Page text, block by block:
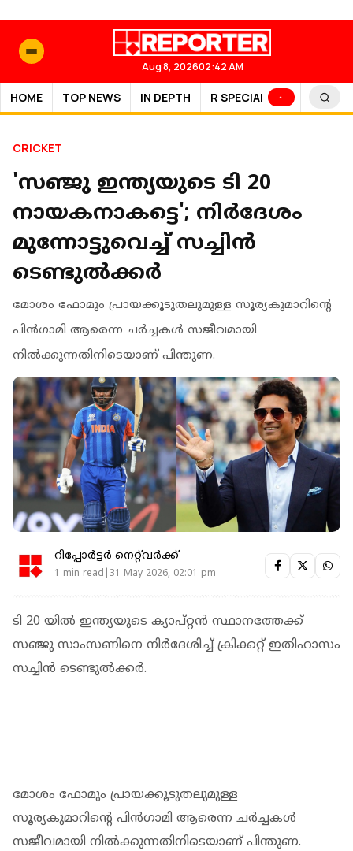
Aug 8, 202602:42 AM
HOME TOP NEWS IN DEPTH R SPECIAL SPORTS
CRICKET
'സഞ്ജു ഇന്ത്യയുടെ ടി 20
നായകനാകട്ടെ'; നിർദേശം
മുന്നോട്ടുവെച്ച് സച്ചിൻ
ടെണ്ടുൽക്കർ
മോശം ഫോമും പ്രായക്കൂടുതലുമുള്ള സൂര്യകുമാറിന്റെ
പിൻഗാമി ആരെന്ന ചർച്ചകൾ സജീവമായി
നിൽക്കുന്നതിനിടെയാണ് പിന്തുണ.
റിപ്പോർട്ടർ നെറ്റ്‌വര്‍ക്ക്‌
1 min read|31 May 2026, 02:01 pm
ടി 20 യിൽ ഇന്ത്യയുടെ ക്യാപ്റ്റൻ സ്ഥാനത്തേക്ക്
സഞ്ജു സാംസണിനെ നിർദേശിച്ച് ക്രിക്കറ്റ് ഇതിഹാസം
സച്ചിൻ ടെണ്ടുൽക്കർ.
മോശം ഫോമും പ്രായക്കൂടുതലുമുള്ള
സൂര്യകുമാറിന്റെ പിൻഗാമി ആരെന്ന ചർച്ചകൾ
സജീവമായി നിൽക്കുന്നതിനിടെയാണ് പിന്തുണ.